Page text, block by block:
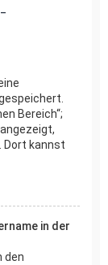
Bereich“;
Dort kannst
in der
den